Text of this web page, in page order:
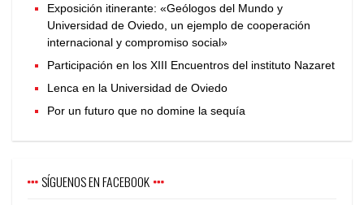
Exposición itinerante: «Geólogos del Mundo y
Universidad de Oviedo, un ejemplo de cooperación
internacional y compromiso social»
Participación en los XIII Encuentros del instituto Nazaret
Lenca en la Universidad de Oviedo
Por un futuro que no domine la sequía
SÍGUENOS EN FACEBOOK